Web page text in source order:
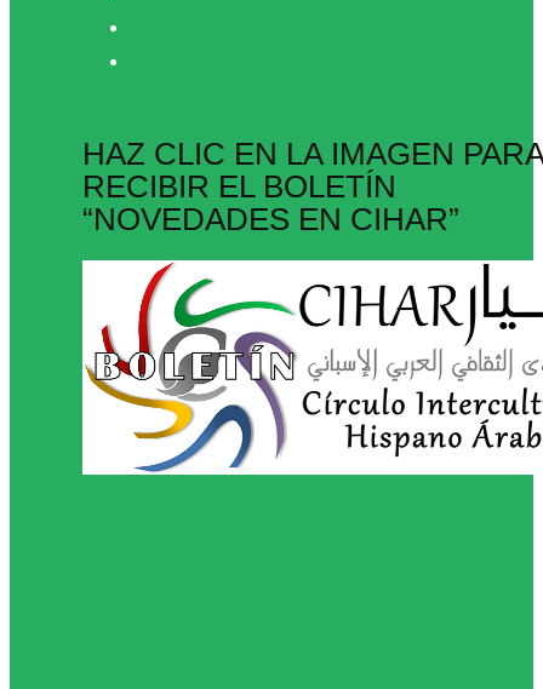
HAZ CLIC EN LA IMAGEN PARA
RECIBIR EL BOLETÍN
“NOVEDADES EN CIHAR”